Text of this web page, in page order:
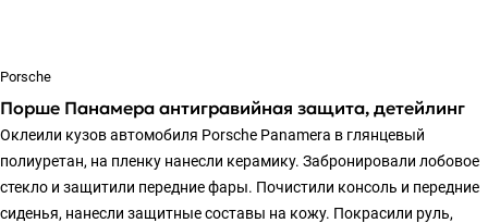
Porsche
Порше Панамера антигравийная защита, детейлинг
Оклеили кузов автомобиля Porsche Panamera в глянцевый
полиуретан, на пленку нанесли керамику. Забронировали лобовое
стекло и защитили передние фары. Почистили консоль и передние
сиденья, нанесли защитные составы на кожу. Покрасили руль,